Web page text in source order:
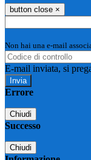
button close ×
Non hai una e-mail
E-mail inviata, si
Errore
Chiudi
Successo
Chiudi